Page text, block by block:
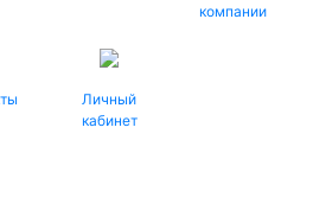
компании
Личный
кабинет